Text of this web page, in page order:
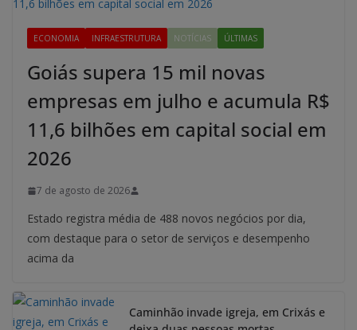
ECONOMIA INFRAESTRUTURA NOTÍCIAS ÚLTIMAS
Goiás supera 15 mil novas
empresas em julho e acumula R$
11,6 bilhões em capital social em
2026
7 de agosto de 2026
Estado registra média de 488 novos negócios por dia,
com destaque para o setor de serviços e desempenho
acima da
Caminhão invade igreja, em Crixás e